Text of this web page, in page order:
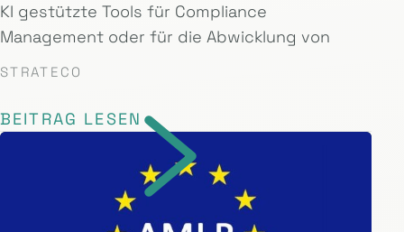
KI gestützte Tools für Compliance
Management oder für die Abwicklung von
STRATECO
BEITRAG LESEN